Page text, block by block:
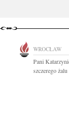
WROCŁAW
Pani
szczerego